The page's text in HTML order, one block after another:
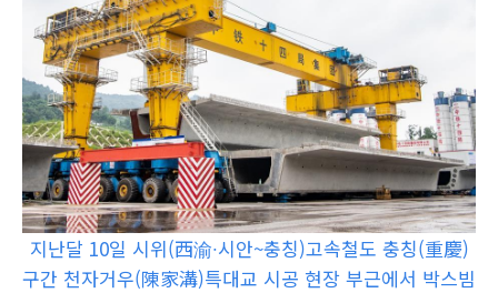
지난달 10일 시위(西渝∙시안~충칭)고속철도 충칭(重慶)
구간 천자거우(陳家溝)특대교 시공 현장 부근에서 박스빔